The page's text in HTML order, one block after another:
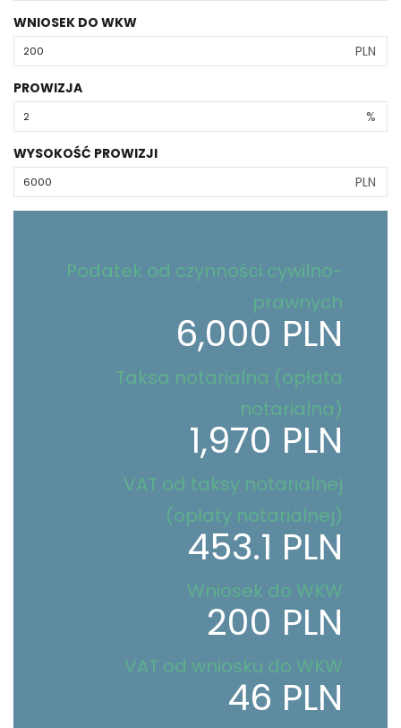
WNIOSEK DO WKW
PLN
PROWIZJA
%
WYSOKOŚĆ PROWIZJI
PLN
Podatek od czynności cywilno-
prawnych
6,000 PLN
Taksa notarialna (opłata
notarialna)
1,970 PLN
VAT od taksy notarialnej
(opłaty notarialnej)
453.1 PLN
Wniosek do WKW
200 PLN
VAT od wniosku do WKW
46 PLN